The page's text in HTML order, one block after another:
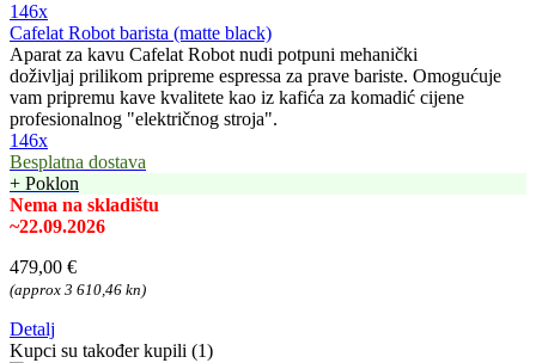
146x
Cafelat Robot barista (matte black)
Aparat za kavu Cafelat Robot nudi potpuni mehanički
doživljaj prilikom pripreme espressa za prave bariste. Omogućuje
vam pripremu kave kvalitete kao iz kafića za komadić cijene
profesionalnog "električnog stroja".
146x
Besplatna dostava
+ Poklon
Nema na skladištu
~22.09.2026
479,00 €
(approx 3 610,46 kn)
Detalj
Kupci su također kupili (1)